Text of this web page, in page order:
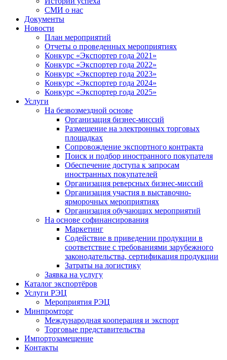
СМИ о нас
Документы
Новости
План мероприятий
Отчеты о проведенных мероприятиях
Конкурс «Экспортер года 2021»
Конкурс «Экспортер года 2022»
Конкурс «Экспортер года 2023»
Конкурс «Экспортер года 2024»
Конкурс «Экспортер года 2025»
Услуги
На безвозмездной основе
Организация бизнес-миссий
Размещение на электронных торговых
площадках
Сопровождение экспортного контракта
Поиск и подбор иностранного покупателя
Обеспечение доступа к запросам
иностранных покупателей
Организация реверсных бизнес-миссий
Организация участия в выставочно-
ярморочных мероприятиях
Организация обучающих мероприятий
На основе софинансирования
Маркетинг
Содействие в приведении продукции в
соответствие с требованиями зарубежного
законодательства, сертификация продукции
Затраты на логистику
Заявка на услугу
Каталог экспортёров
Услуги РЭЦ
Мероприятия РЭЦ
Минпромторг
Международная кооперация и экспорт
Торговые представительства
Импортозамещение
Контакты